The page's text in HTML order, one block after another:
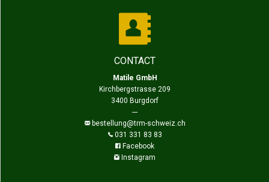
CONTACT
Matile GmbH
Kirchbergstrasse 209
3400 Burgdorf
---
bestellung@trm-schweiz.ch
031 331 83 83
Facebook
Instagram